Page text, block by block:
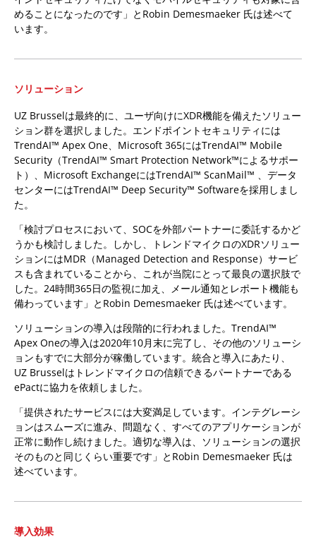
めることになったのです」とRobin Demesmaeker 氏は述べて
います。
ソリューション
UZ Brusselは最終的に、ユーザ向けにXDR機能を備えたソリュー
ション群を選択しました。エンドポイントセキュリティには
TrendAI™ Apex One、Microsoft 365にはTrendAI™ Mobile
Security（TrendAI™ Smart Protection Network™によるサポー
ト）、Microsoft ExchangeにはTrendAI™ ScanMail™ 、データ
センターにはTrendAI™ Deep Security™ Softwareを採用しまし
た。
「検討プロセスにおいて、SOCを外部パートナーに委託するかど
うかも検討しました。しかし、トレンドマイクロのXDRソリュー
ションにはMDR（Managed Detection and Response）サービ
スも含まれていることから、これが当院にとって最良の選択肢で
した。24時間365日の監視に加え、メール通知とレポート機能も
備わっています」とRobin Demesmaeker 氏は述べています。
ソリューションの導入は段階的に行われました。TrendAI™
Apex Oneの導入は2020年10月末に完了し、その他のソリューシ
ョンもすでに大部分が稼働しています。統合と導入にあたり、
UZ Brusselはトレンドマイクロの信頼できるパートナーである
ePactに協力を依頼しました。
「提供されたサービスには大変満足しています。インテグレーシ
ョンはスムーズに進み、問題なく、すべてのアプリケーションが
正常に動作し続けました。適切な導入は、ソリューションの選択
そのものと同じくらい重要です」とRobin Demesmaeker 氏は
述べています。
導入効果